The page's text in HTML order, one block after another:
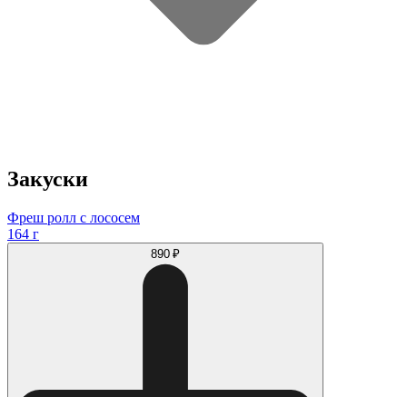
Закуски
Фреш ролл с лососем
164 г
890 ₽